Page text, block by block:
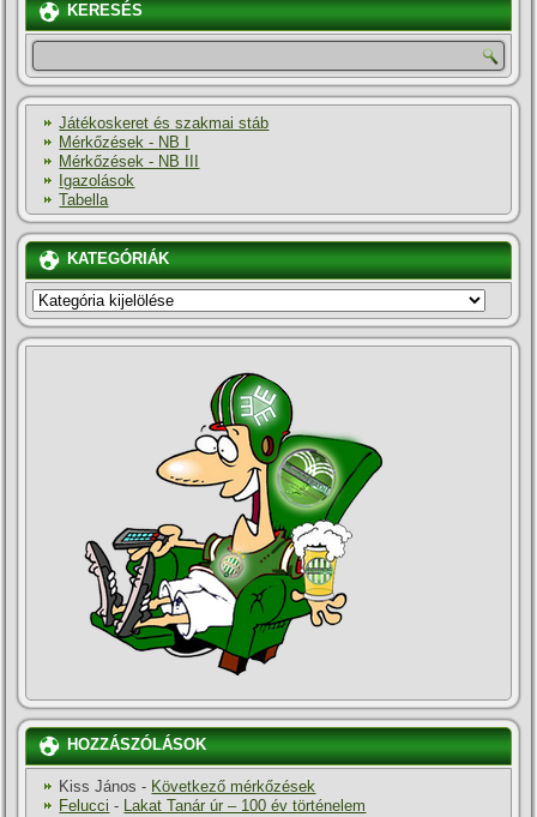
KERESÉS
Játékoskeret és szakmai stáb
Mérkőzések - NB I
Mérkőzések - NB III
Igazolások
Tabella
KATEGÓRIÁK
KATEGÓRIÁK
HOZZÁSZÓLÁSOK
Kiss János - Következő mérkőzések
Felucci - Lakat Tanár úr – 100 év történelem